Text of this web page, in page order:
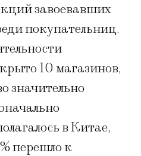
завоевавших
покупательниц.
10 магазинов,
значительно
в Китае,
перешло к